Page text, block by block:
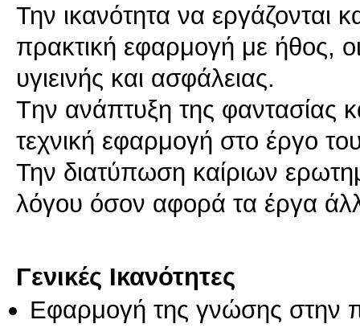
Την ικανότητα να εργάζονται
πρακτική εφαρμογή με ήθος,
υγιεινής και ασφάλειας.
Tην ανάπτυξη της φαντασίας
τεχνική εφαρμογή στο έργο
Την διατύπωση καίριων
λόγου όσον αφορά τα έργα
Γενικές Ικανότητες
Εφαρμογή της γνώσης στην